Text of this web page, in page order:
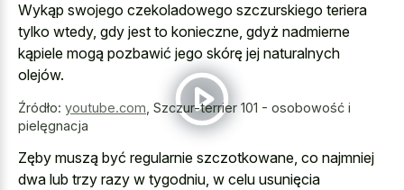
Wykąp swojego czekoladowego szczurskiego teriera
tylko wtedy, gdy jest to konieczne, gdyż nadmierne
kąpiele mogą pozbawić jego skórę jej naturalnych
olejów.
Źródło: youtube.com Szczur-terrier 101 - osobowość i
pielęgnacja
Zęby muszą być regularnie szczotkowane, co najmniej
dwa lub trzy razy w tygodniu, w celu usunięcia